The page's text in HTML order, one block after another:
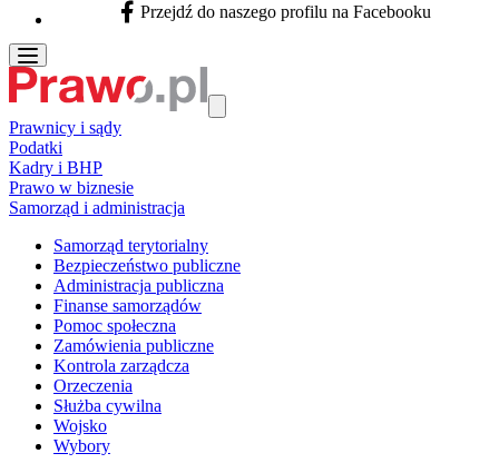
Facebook - otwiera się w nowej karcie
Przejdź do naszego profilu na Facebooku
Prawnicy i sądy
Podatki
Kadry i BHP
Prawo w biznesie
Samorząd i administracja
Samorząd terytorialny
Bezpieczeństwo publiczne
Administracja publiczna
Finanse samorządów
Pomoc społeczna
Zamówienia publiczne
Kontrola zarządcza
Orzeczenia
Służba cywilna
Wojsko
Wybory